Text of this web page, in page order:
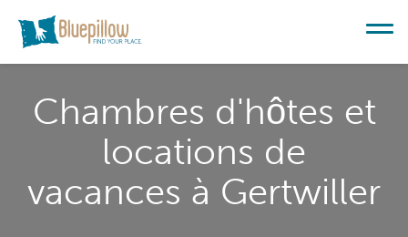
Chambres d'hôtes et
locations de
vacances à Gertwiller